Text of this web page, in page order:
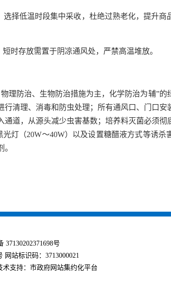
择低温时段集中采收，杜绝过熟老化，提升商
时存放需置于阴凉通风处，严禁高温堆放。
防治、生物防治措施为主，化学防治为辅”的
清理、消毒和防虫处理；所有通风口、门口安
道，从源头减少虫害基数；培养料灭菌必须彻
灯（20W～40W）以及设置糖醋液方式等诱杀
37130202371698号
网站标识码：3713000021
支持：市政府网站集约化平台